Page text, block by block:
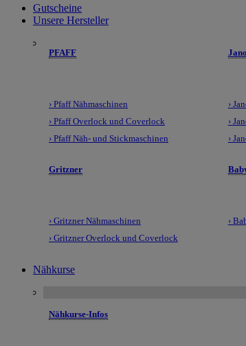
Gutscheine
Unsere Hersteller
PFAFF
› Pfaff Nähmaschinen
› Pfaff Overlock und Coverlock
› Pfaff Näh- und Stickmaschinen
›
›
›
Gritzner
› Gritzner Nähmaschinen
› Gritzner Overlock und Coverlock
›
Nähkurse
Nähkurse-Infos